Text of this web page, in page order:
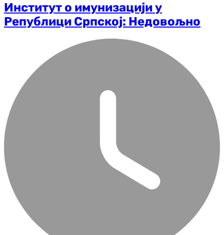
Институт о имунизацији у
Републици Српској: Недовољно